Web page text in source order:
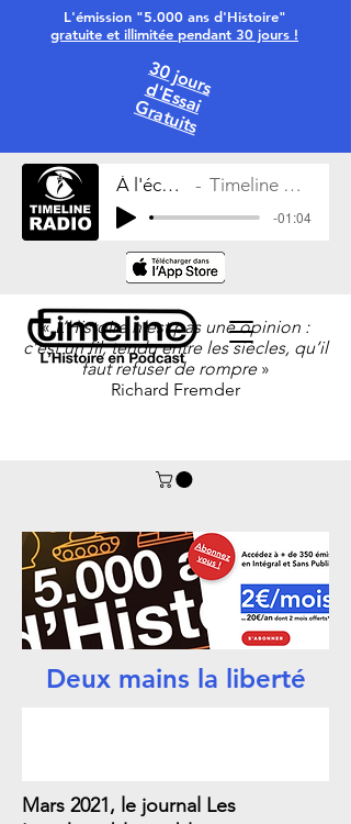
L'émission "5.000 ans d'Histoire"
gratuite et illimitée pendant 30 jours !
30 jours
d'Essai
Gratuits
«L’Histoire n’est pas une opinion :
c’est un fil, tendu entre les siècles, qu’il
faut refuser de rompre»
Richard Fremder
À l'écoute Timeline Radio
-01:04
Deux mains la liberté
Mars 2021, le journal Les